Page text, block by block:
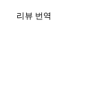
리뷰 번역